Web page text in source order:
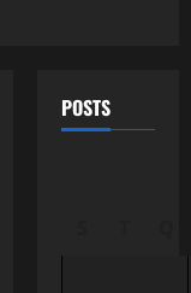
POSTS